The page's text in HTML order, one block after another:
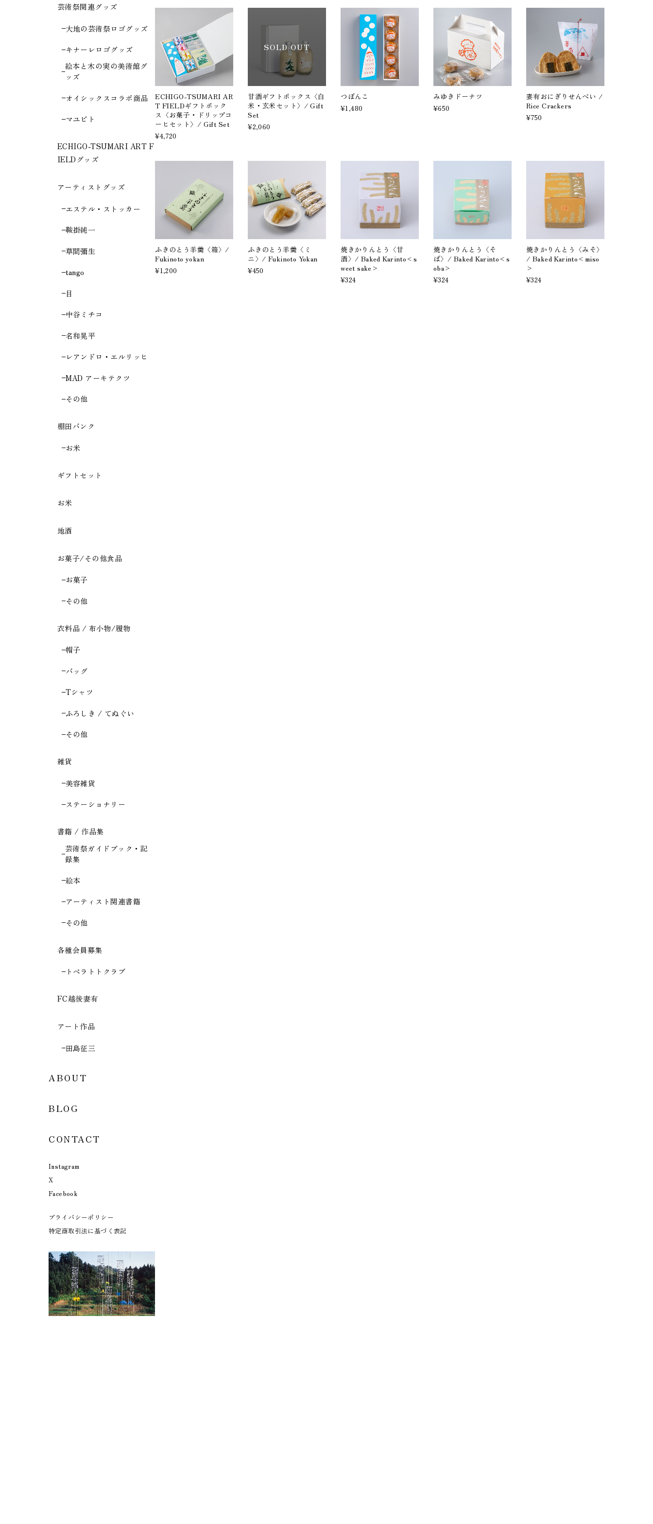
芸術祭関連グッズ
大地の芸術祭ロゴグッズ
キナーレロゴグッズ
絵本と木の実の美術館グ
ッズ
オイシックスコラボ商品
マユビト
ECHIGO-TSUMARI ART F
IELDグッズ
アーティストグッズ
エステル・ストッカー
鞍掛純一
草間彌生
tango
目
中谷ミチコ
名和晃平
レアンドロ・エルリッヒ
MAD アーキテクツ
その他
棚田バンク
お米
ギフトセット
お米
地酒
お菓子/その他食品
お菓子
その他
衣料品 / 布小物/履物
帽子
バッグ
Tシャツ
ふろしき / てぬぐい
その他
雑貨
美容雑貨
ステーショナリー
書籍 / 作品集
芸術祭ガイドブック・記
録集
絵本
アーティスト関連書籍
その他
各種会員募集
トペラトトクラブ
FC越後妻有
アート作品
田島征三
ABOUT
BLOG
CONTACT
Instagram
X
Facebook
プライバシーポリシー
特定商取引法に基づく表記
ECHIGO-TSUMARI AR
T FIELDギフトボック
ス〈お菓子・ドリップコ
ーヒセット〉/ Gift Set
¥4,720
SOLD OUT
甘酒ギフトボックス〈白
米・玄米セット〉/ Gift
Set
¥2,060
つぼんこ
¥1,480
みゆきドーナツ
¥650
妻有おにぎりせんべい /
Rice Crackers
¥750
ふきのとう羊羹〈箱〉/
Fukinoto yokan
¥1,200
ふきのとう羊羹〈ミ
ニ〉/ Fukinoto Yokan
¥450
焼きかりんとう〈甘
酒〉/ Baked Karinto<s
weet sake>
¥324
焼きかりんとう〈そ
ば〉/ Baked Karinto<s
oba>
¥324
焼きかりんとう〈みそ〉
/ Baked Karinto<miso
>
¥324